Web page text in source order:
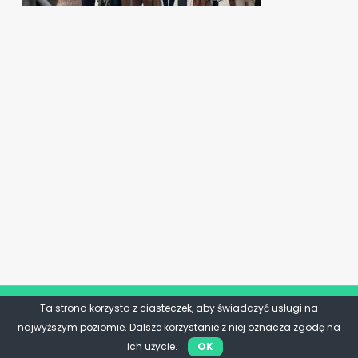
Ta strona korzysta z ciasteczek, aby świadczyć usługi na
najwyższym poziomie. Dalsze korzystanie z niej oznacza zgodę na
ich użycie.
OK